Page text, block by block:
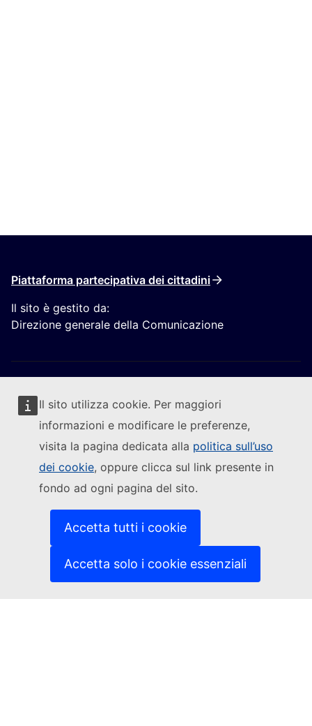
Il sito utilizza cookie. Per maggiori
informazioni e modificare le preferenze,
visita la pagina dedicata alla politica sull’uso
dei cookie, oppure clicca sul link presente in
fondo ad ogni pagina del sito.
Accetta tutti i cookie
Accetta solo i cookie essenziali
Piattaforma partecipativa dei cittadini
Il sito è gestito da:
Direzione generale della Comunicazione
Segui la Commissione europea
Contattaci(Link esterno)
Segnalare una vulnerabilità informatica
Le lingue sui nostri siti web(Link esterno)
(Link esterno)
Politica in materia di privacy
Note legali(Link esterno)